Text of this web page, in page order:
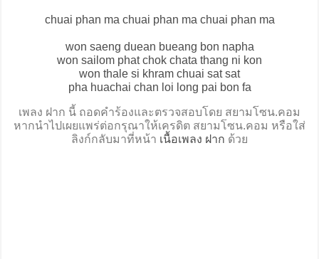
chuai phan ma chuai phan ma chuai phan ma
won saeng duean bueang bon napha
won sailom phat chok chata thang ni kon
won thale si khram chuai sat sat
pha huachai chan loi long pai bon fa
เพลง ฝาก นี้ ถอดคำร้องและตรวจสอบโดย สยามโซน.คอม
หากนำไปเผยแพร่ต่อกรุณาให้เครดิต สยามโซน.คอม หรือใส่
ลิงก์กลับมาที่หน้า เนื้อเพลง ฝาก ด้วย